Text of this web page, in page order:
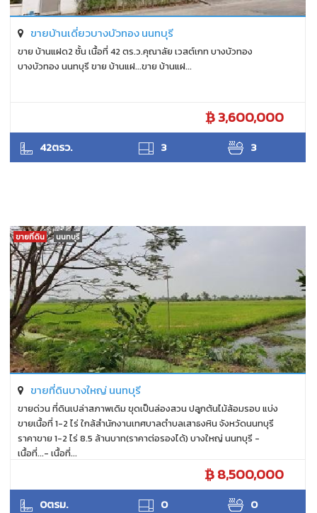
ขายบ้านเดี่ยวบางบัวทอง นนทบุรี
ขาย บ้านแฝด2 ชั้น เนื้อที่ 42 ตร.ว.คุณาลัย เวสต์เกท บางบัวทอง
บางบัวทอง นนทบุรี ขาย บ้านแฝ...ขาย บ้านแฝ...
3,600,000
42ตรว. 3 3
ANTPUNYAPA
ขายที่ดิน นนทบุรี
ขายที่ดินบางใหญ่ นนทบุรี
ขายด่วน ที่ดินเปล่าสภาพเดิม ขุดเป็นล่องสวน ปลูกต้นไม้ล้อมรอบ แบ่ง
ขายเนื้อที่ 1-2 ไร่ ใกล้สำนักงานเทศบาลตำบลเสาธงหิน จังหวัดนนทบุรี
ราคาขาย 1-2 ไร่ 8.5 ล้านบาท(ราคาต่อรองได้) บางใหญ่ นนทบุรี -
เนื้อที่...- เนื้อที่...
8,500,000
0ตรม. 0 0
ANTPUNYAPA